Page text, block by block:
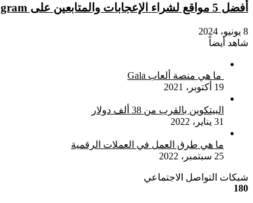
أفضل 5 مواقع لشراء الإعجابات والمتابعين على Instagram لعام 2024
8 يونيو، 2024
شاهد أيضاً
ما هي منصة ألعاب Gala
19 أكتوبر، 2021
البيتكوين بالقرب من 38 ألف دولار
31 يناير، 2022
ما هي طرق العمل في العملات الرقمية
25 سبتمبر، 2022
شبكات التواصل الاجتماعي
180